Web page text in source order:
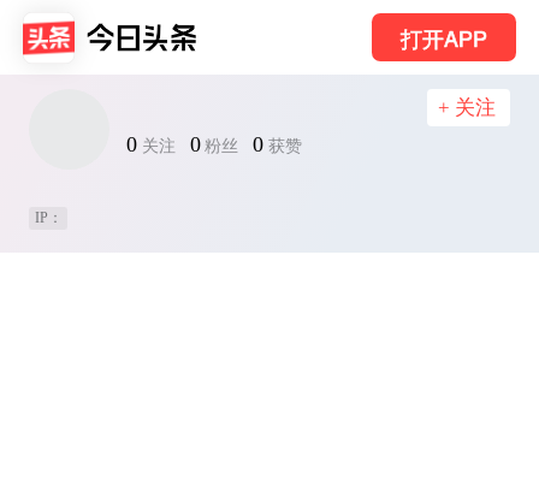
打开APP
0 关注 0 粉丝 0 获赞
+ 关注
IP：